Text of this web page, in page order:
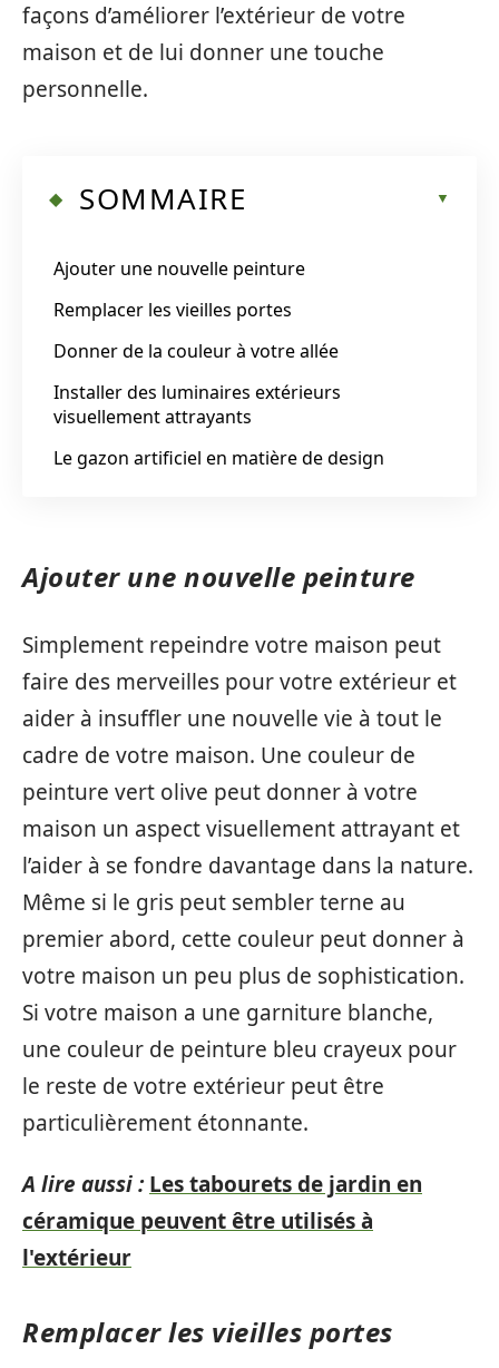
façons d’améliorer l’extérieur de votre
maison et de lui donner une touche
personnelle.
SOMMAIRE
Ajouter une nouvelle peinture
Remplacer les vieilles portes
Donner de la couleur à votre allée
Installer des luminaires extérieurs
visuellement attrayants
Le gazon artificiel en matière de design
Ajouter une nouvelle peinture
Simplement repeindre votre maison peut
faire des merveilles pour votre extérieur et
aider à insuffler une nouvelle vie à tout le
cadre de votre maison. Une couleur de
peinture vert olive peut donner à votre
maison un aspect visuellement attrayant et
l’aider à se fondre davantage dans la nature.
Même si le gris peut sembler terne au
premier abord, cette couleur peut donner à
votre maison un peu plus de sophistication.
Si votre maison a une garniture blanche,
une couleur de peinture bleu crayeux pour
le reste de votre extérieur peut être
particulièrement étonnante.
A lire aussi : Les tabourets de jardin en
céramique peuvent être utilisés à
l'extérieur
Remplacer les vieilles portes